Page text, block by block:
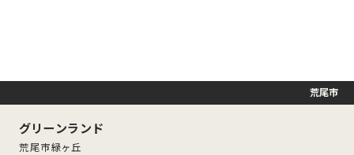
グリーンランド
荒尾市緑ヶ丘
荒尾市